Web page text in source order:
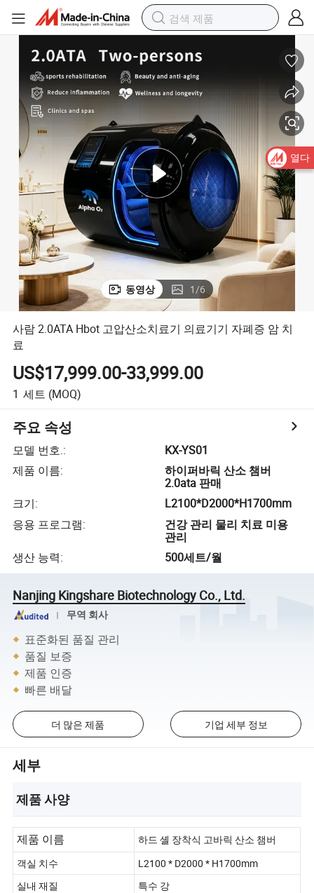
동영상 1/6
사람 2.0ATA Hbot 고압산소치료기 의료기기 자폐증 암 치
료
US$17,999.00-33,999.00
1 세트 (MOQ)
주요 속성
모델 번호.:
KX-YS01
제품 이름:
하이퍼바릭 산소 챔버
2.0ata 판매
크기:
L2100*D2000*H1700mm
응용 프로그램:
건강 관리 물리 치료 미용
관리
생산 능력: 500세트/월
Nanjing Kingshare Biotechnology Co., Ltd.
무역 회사
표준화된 품질 관리
품질 보증
제품 인증
빠른 배달
더 많은 제품 기업 세부 정보
세부
제품 사양
제품 이름
하드 셸 장착식 고바릭 산소 챔버
객실 치수
L2100 * D2000 * H1700mm
실내 재질
특수 강
열다